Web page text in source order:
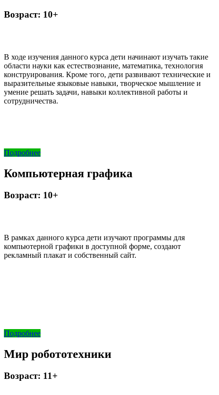
Возраст: 10+
В ходе изучения данного курса дети начинают изучать такие
области науки как естествознание, математика, технология
конструирования. Кроме того, дети развивают технические и
выразительные языковые навыки, творческое мышление и
умение решать задачи, навыки коллективной работы и
сотрудничества.
Подробнее
Компьютерная графика
Возраст: 10+
В рамках данного курса дети изучают программы для
компьютерной графики в доступной форме, создают
рекламный плакат и собственный сайт.
Подробнее
Мир робототехники
Возраст: 11+